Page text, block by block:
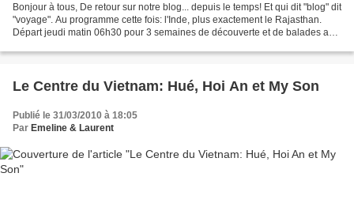
Bonjour à tous, De retour sur notre blog... depuis le temps! Et qui dit "blog" dit
"voyage". Au programme cette fois: l'Inde, plus exactement le Rajasthan.
Départ jeudi matin 06h30 pour 3 semaines de découverte et de balades au
Le Centre du Vietnam: Hué, Hoi An et My Son
Publié le 31/03/2010 à 18:05
Par Emeline & Laurent